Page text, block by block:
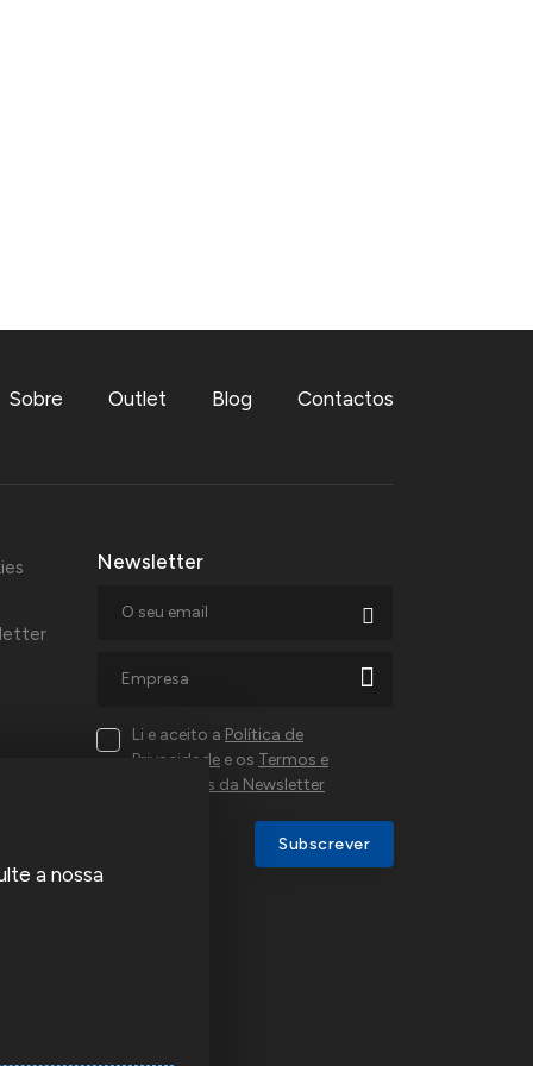
Sobre Outlet Blog Contactos
Newsletter
Li e aceito a Política de
Privacidade e os Termos e
Condições da Newsletter
Subscrever
a nossa